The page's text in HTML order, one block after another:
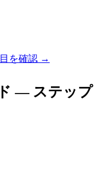
を確認 →
— ステップ